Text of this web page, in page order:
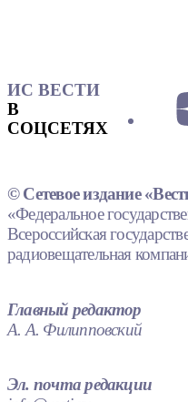
ИС ВЕСТИ
В
СОЦСЕТЯХ
© Сетевое издание
«Федеральное
Всероссийская
радиовещательная
Главный редактор
А. А. Филипповский
Эл. почта редакции